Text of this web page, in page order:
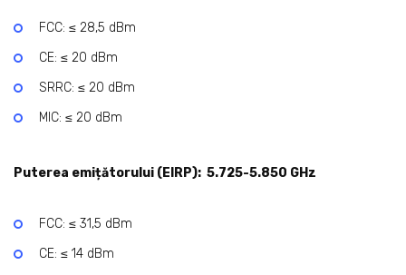
FCC: ≤ 28,5 dBm
CE: ≤ 20 dBm
SRRC: ≤ 20 dBm
MIC: ≤ 20 dBm
Puterea emițătorului (EIRP): 5.725-5.850 GHz
FCC: ≤ 31,5 dBm
CE: ≤ 14 dBm